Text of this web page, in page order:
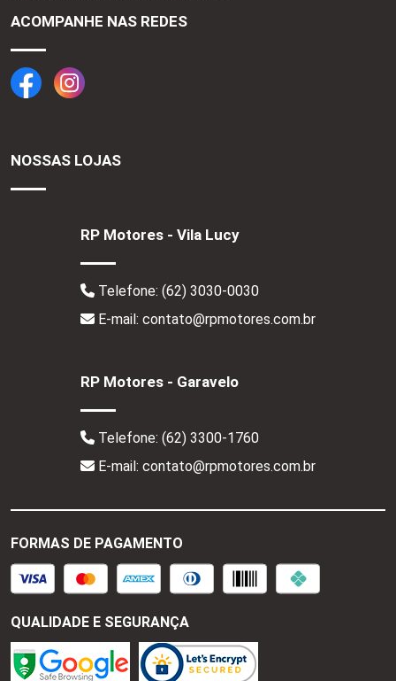
ACOMPANHE NAS REDES
NOSSAS LOJAS
RP Motores - Vila Lucy
Telefone: (62) 3030-0030
E-mail: contato@rpmotores.com.br
RP Motores - Garavelo
Telefone: (62) 3300-1760
E-mail: contato@rpmotores.com.br
FORMAS DE PAGAMENTO
QUALIDADE E SEGURANÇA